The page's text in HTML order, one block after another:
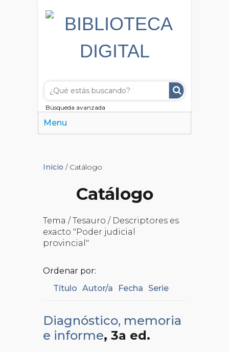
Búsqueda avanzada
Menu
Inicio / Catálogo
Catálogo
Tema / Tesauro / Descriptores es
exacto "Poder judicial
provincial"
Ordenar por:
Título Autor/a Fecha Serie
Diagnóstico, memoria
e informe, 3a ed.